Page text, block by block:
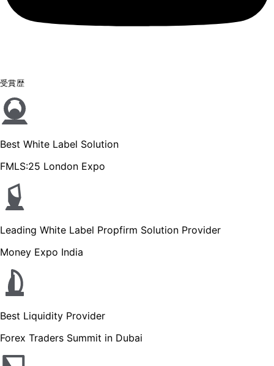
受賞歴
Best White Label Solution
FMLS:25 London Expo
Leading White Label Propfirm Solution Provider
Money Expo India
Best Liquidity Provider
Forex Traders Summit in Dubai